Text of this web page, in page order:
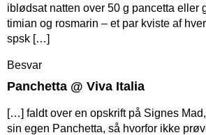
iblødsat natten over 50 g pancetta eller
timian og rosmarin – et par kviste af
spsk […]
Besvar
Panchetta @ Viva Italia
[…] faldt over en opskrift på Signes
sin egen Panchetta, så hvorfor ikke